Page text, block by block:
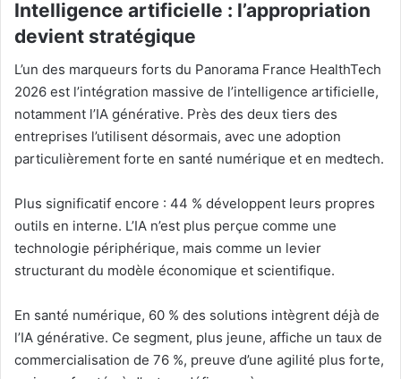
Intelligence artificielle : l’appropriation
devient stratégique
L’un des marqueurs forts du Panorama France HealthTech
2026 est l’intégration massive de l’intelligence artificielle,
notamment l’IA générative. Près des deux tiers des
entreprises l’utilisent désormais, avec une adoption
particulièrement forte en santé numérique et en medtech.
Plus significatif encore : 44 % développent leurs propres
outils en interne. L’IA n’est plus perçue comme une
technologie périphérique, mais comme un levier
structurant du modèle économique et scientifique.
En santé numérique, 60 % des solutions intègrent déjà de
l’IA générative. Ce segment, plus jeune, affiche un taux de
commercialisation de 76 %, preuve d’une agilité plus forte,